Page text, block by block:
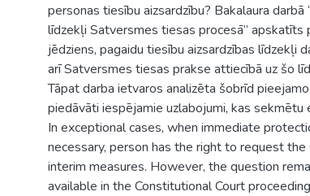
personas tiesību aizsardzību? Bakalaura darbā
līdzekļi Satversmes tiesas procesā” apskatīts
jēdziens, pagaidu tiesību aizsardzības līdzekļi
arī Satversmes tiesas prakse attiecībā uz šo
Tāpat darba ietvaros analizēta šobrīd
piedāvāti iespējamie uzlabojumi, kas sekmētu
In exceptional cases, when immediate
necessary, person has the right to request
interim measures. However, the question
available in the Constitutional Court